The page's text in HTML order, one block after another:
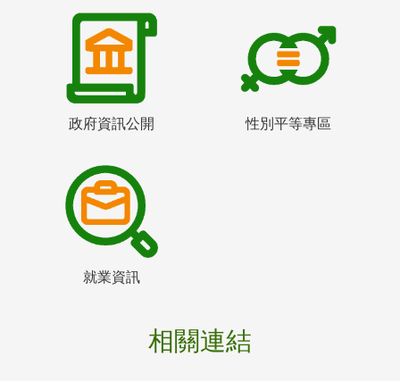
政府資訊公開 性別平等專區
就業資訊
相關連結